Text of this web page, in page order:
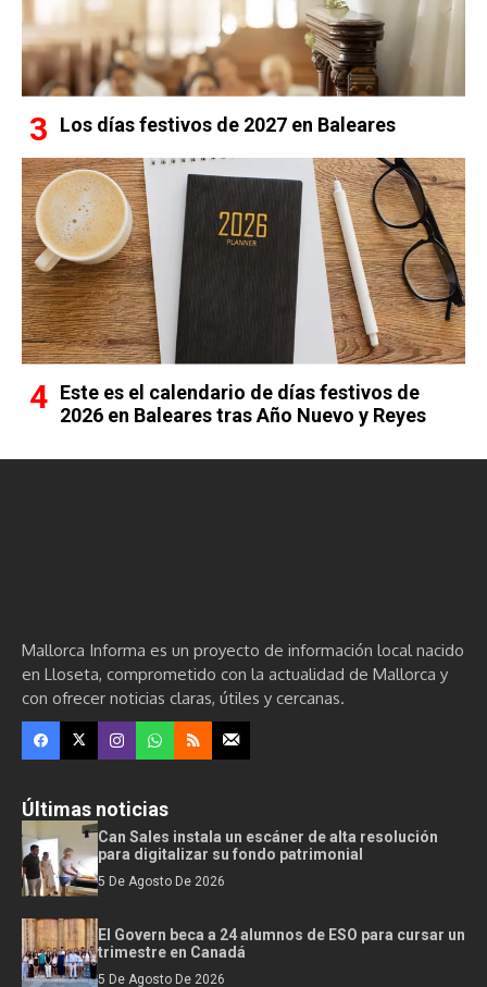
Los días festivos de 2027 en Baleares
Este es el calendario de días festivos de
2026 en Baleares tras Año Nuevo y Reyes
Mallorca Informa es un proyecto de información local nacido
en Lloseta, comprometido con la actualidad de Mallorca y
con ofrecer noticias claras, útiles y cercanas.
Últimas noticias
Can Sales instala un escáner de alta resolución
para digitalizar su fondo patrimonial
5 De Agosto De 2026
El Govern beca a 24 alumnos de ESO para cursar un
trimestre en Canadá
5 De Agosto De 2026